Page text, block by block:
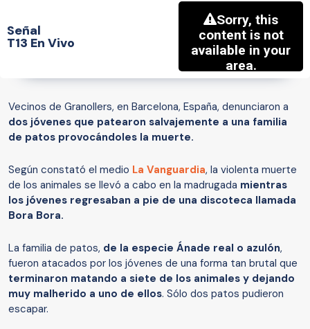
Señal
T13 En Vivo
Vecinos de Granollers, en Barcelona, España, denunciaron a
dos jóvenes que patearon salvajemente a una familia
de patos provocándoles la muerte.
Según constató el medio La Vanguardia, la violenta muerte
de los animales se llevó a cabo en la madrugada mientras
los jóvenes regresaban a pie de una discoteca llamada
Bora Bora.
La familia de patos, de la especie Ánade real o azulón,
fueron atacados por los jóvenes de una forma tan brutal que
terminaron matando a siete de los animales y dejando
muy malherido a uno de ellos. Sólo dos patos pudieron
escapar.